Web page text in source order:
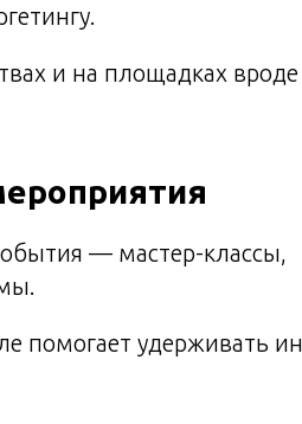
и на площадках вроде
— мастер-классы,
помогает удерживать